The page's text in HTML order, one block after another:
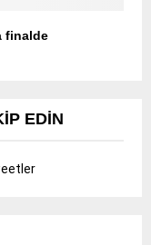
finalde
EDIN